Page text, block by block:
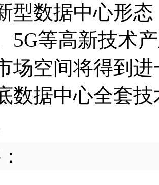
型数据中心形
5G等高新技术
场空间将得到
数据中心全套